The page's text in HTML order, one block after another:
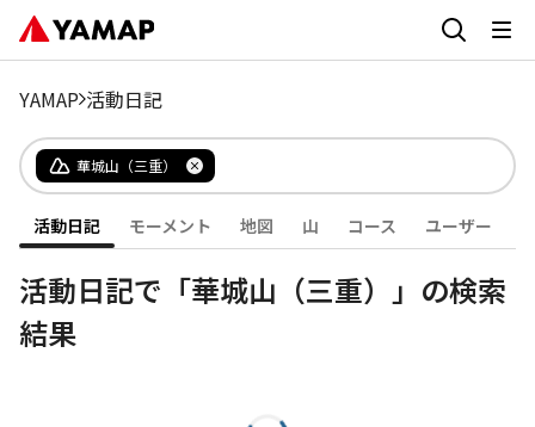
YAMAP 活動日記
華城山（三重）
活動日記 モーメント 地図 山 コース ユーザー
活動日記で「華城山（三重）」の検索
結果